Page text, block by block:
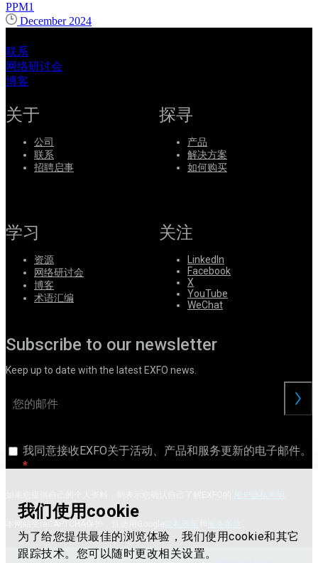
我们使用cookie
为了给您提供最佳的浏览体验，我们使用cookie和其它
跟踪技术。您可以随时更改相关设置。
Careers
Suppliers
FIP-200
FIP-500
Optical Power Expert
PPM1
PXM/LXM
PPM1
December 2024
联系
网络研讨会
博客
关于
公司
联系
招聘启事
探寻
产品
解决方案
如何购买
学习
资源
网络研讨会
博客
术语汇编
关注
LinkedIn
Facebook
X
YouTube
WeChat
Subscribe to our newsletter
Keep up to date with the latest EXFO news.
我同意接收EXFO关于活动、产品和服务更新的电子邮件。
交